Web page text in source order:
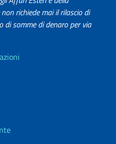
richiede mai il rilascio di
di somme di denaro per via